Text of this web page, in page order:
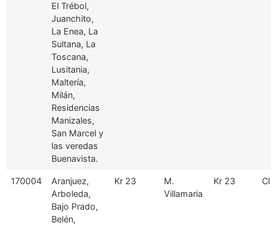
El Trébol,
Juanchito,
La Enea, La
Sultana, La
Toscana,
Lusitania,
Maltería,
Milán,
Residencias
Manizales,
San Marcel y
las veredas
Buenavista.
170004
Aranjuez,
Arboleda,
Bajo Prado,
Belén,
Kr 23
M.
Villamaria
Kr 23